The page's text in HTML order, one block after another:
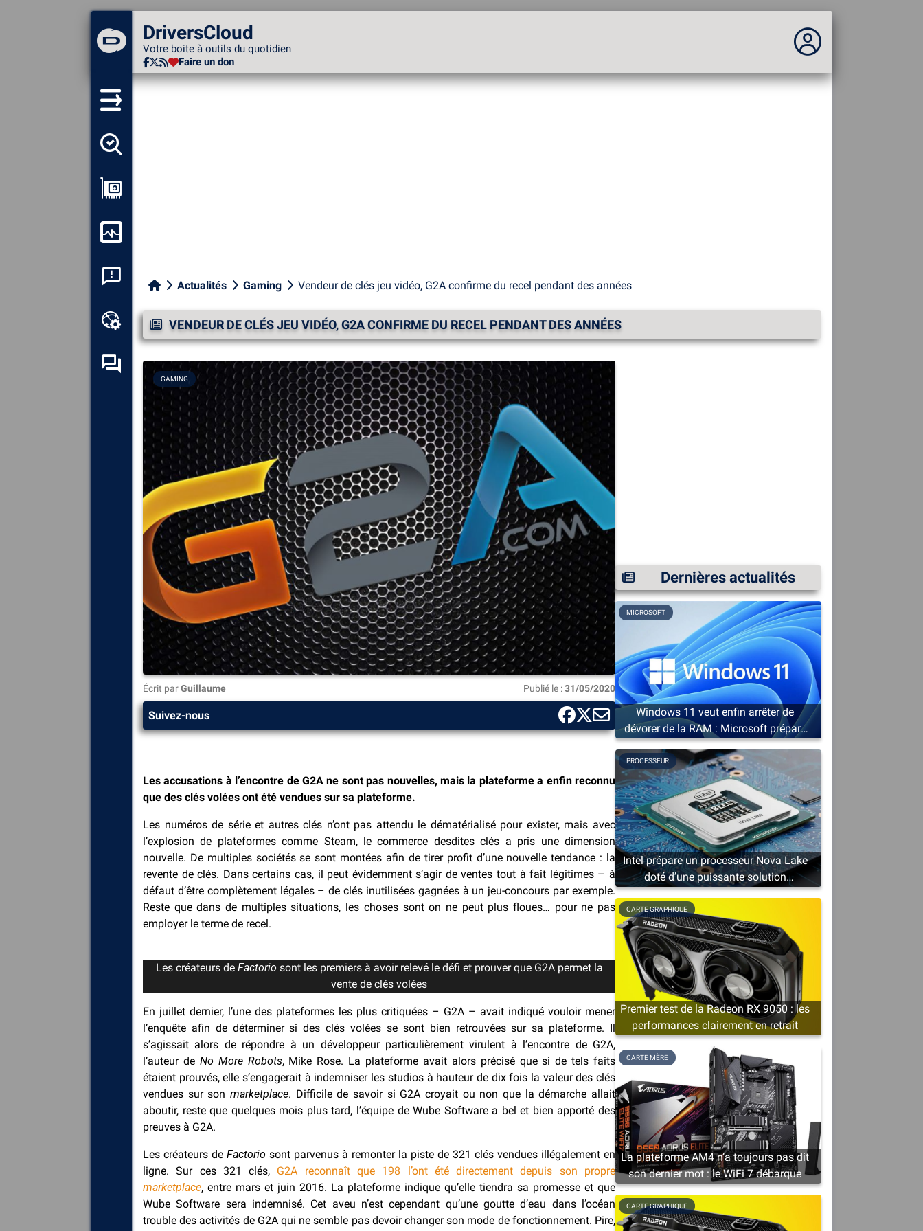
DriversCloud
Votre boite à outils du quotidien
Faire un don
Vous n'êtes pas connecté...
DriversCloud
Votre boite à outils du
quotidien
Faire un don
Boîte à outils en ligne
Forum d’entraide
Explorez
tous les composants,
périphériques et logiciels
installés sur votre ordinateur.
Diagnostiquez et réparez
toutes les causes provoquant
des plantages (écrans bleus).
Détectezet téléchargez tous
les pilotes manquants ou non
mis à jour sur votre système.
Actualités Gaming Vendeur de clés jeu vidéo, G2A confirme du recel pendant des années
VENDEUR DE CLÉS JEU VIDÉO, G2A CONFIRME DU RECEL PENDANT DES ANNÉES
GAMING
Écrit parGuillaume Publié le :31/05/2020
Suivez-nous
Les accusations à l’encontre de G2A ne sont pas nouvelles, mais la plateforme a enfin reconnu
que des clés volées ont été vendues sur sa plateforme.
Les numéros de série et autres clés n’ont pas attendu le dématérialisé pour exister, mais avec
l’explosion de plateformes comme Steam, le commerce desdites clés a pris une dimension
nouvelle. De multiples sociétés se sont montées afin de tirer profit d’une nouvelle tendance : la
revente de clés. Dans certains cas, il peut évidemment s’agir de ventes tout à fait légitimes – à
défaut d’être complètement légales – de clés inutilisées gagnées à un jeu-concours par exemple.
Reste que dans de multiples situations, les choses sont on ne peut plus floues… pour ne pas
employer le terme de recel.
Les créateurs de Factorio sont les premiers à avoir relevé le défi et prouver que G2A permet la
vente de clés volées
En juillet dernier, l’une des plateformes les plus critiquées – G2A – avait indiqué vouloir mener
l’enquête afin de déterminer si des clés volées se sont bien retrouvées sur sa plateforme. Il
s’agissait alors de répondre à un développeur particulièrement virulent à l’encontre de G2A,
l’auteur de No More Robots, Mike Rose. La plateforme avait alors précisé que si de tels faits
étaient prouvés, elle s’engagerait à indemniser les studios à hauteur de dix fois la valeur des clés
vendues sur son marketplace. Difficile de savoir si G2A croyait ou non que la démarche allait
aboutir, reste que quelques mois plus tard, l’équipe de Wube Software a bel et bien apporté des
preuves à G2A.
Les créateurs de Factorio sont parvenus à remonter la piste de 321 clés vendues illégalement en
ligne. Sur ces 321 clés, G2A reconnaît que 198 l’ont été directement depuis son propre
marketplace, entre mars et juin 2016. La plateforme indique qu’elle tiendra sa promesse et que
Wube Software sera indemnisé. Cet aveu n’est cependant qu’une goutte d’eau dans l’océan
trouble des activités de G2A qui ne semble pas devoir changer son mode de fonctionnement. Pire,
Dernières actualités
Windows 11 veut enfin arrêter de
dévorer de la RAM : Microsoft prépare
une cure d’amaigrissement
MICROSOFT
Intel prépare un processeur Nova Lake
doté d’une puissante solution
graphique
PROCESSEUR
Premier test de la Radeon RX 9050 : les
performances clairement en retrait
CARTE GRAPHIQUE
La plateforme AM4 n’a toujours pas dit
son dernier mot : le WiFi 7 débarque
CARTE MÈRE
CARTE GRAPHIQUE